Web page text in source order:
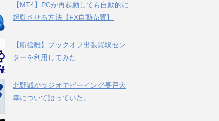
【MT4】PCが再起動しても自動的に
起動させる方法【FX自動売買】
【断捨離】ブックオフ出張買取セン
ターを利用してみた
北野誠がラジオでビーイング長戸大
幸について語っていた。